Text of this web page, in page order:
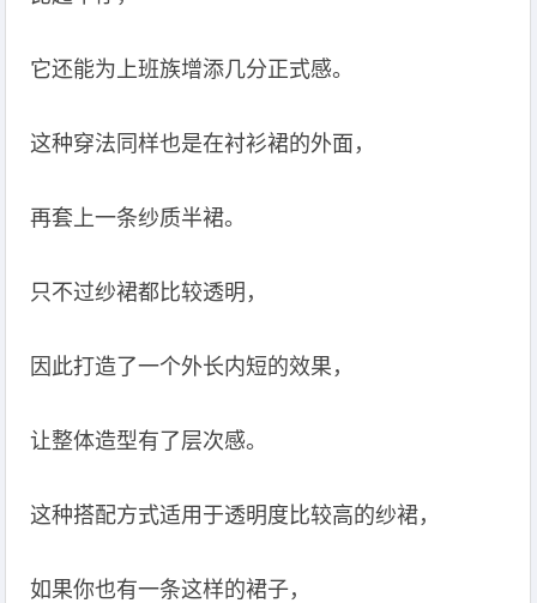
它还能为上班族增添几分正式感。
这种穿法同样也是在衬衫裙的外面，
再套上一条纱质半裙。
只不过纱裙都比较透明，
因此打造了一个外长内短的效果，
让整体造型有了层次感。
这种搭配方式适用于透明度比较高的纱裙，
如果你也有一条这样的裙子，